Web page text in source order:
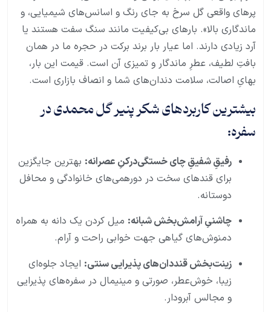
پرهای واقعی گل سرخ به جای رنگ و اسانس‌های شیمیایی، و
ماندگاری بالا». بارهای بی‌کیفیت مانند سنگ سفت هستند یا
آرد زیادی دارند. اما عیار بار برند برکت در حجره ما در همان
بافتِ لطیف، عطرِ ماندگار و تمیزی آن است. قیمت این بار،
بهایِ اصالت، سلامت دندان‌های شما و انصاف بازاری است.
بیشترین کاربردهای شکر پنیر گل محمدی در
سفره:
رفیقِ شفیقِ چای خستگی‌درکنِ عصرانه: بهترین جایگزین
برای قندهای سخت در دورهمی‌های خانوادگی و محافل
دوستانه.
چاشنیِ آرامش‌بخش شبانه: میل کردن یک دانه به همراه
دمنوش‌های گیاهی جهت خوابی راحت و آرام.
زینت‌بخش قنددان‌های پذیرایی سنتی: ایجاد جلوه‌ای
زیبا، خوش‌عطر، صورتی و مینیمال در سفره‌های پذیرایی
و مجالس آبرودار.